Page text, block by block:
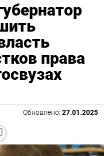
права
Обновлено: 27.01.2025